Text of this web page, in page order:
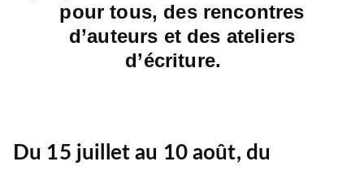
pour tous, des rencontres
d’auteurs et des ateliers
d’écriture.
Du 15 juillet au 10 août, du